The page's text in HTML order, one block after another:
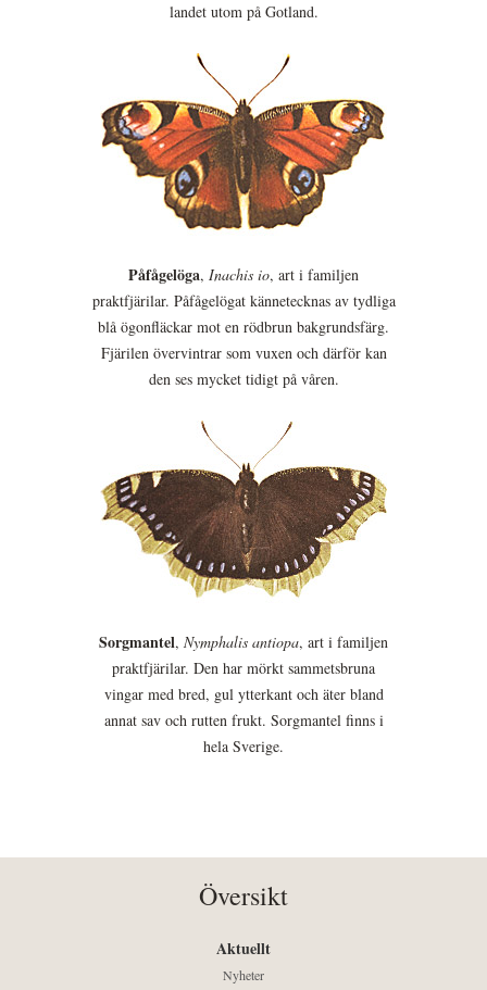
landet utom på Gotland.
Påfågelöga, Inachis io, art i familjen
praktfjärilar. Påfågelögat kännetecknas av tydliga
blå ögonfläckar mot en rödbrun bakgrundsfärg.
Fjärilen övervintrar som vuxen och därför kan
den ses mycket tidigt på våren.
Sorgmantel, Nymphalis antiopa, art i familjen
praktfjärilar. Den har mörkt sammetsbruna
vingar med bred, gul ytterkant och äter bland
annat sav och rutten frukt. Sorgmantel finns i
hela Sverige.
Översikt
Aktuellt
Nyheter